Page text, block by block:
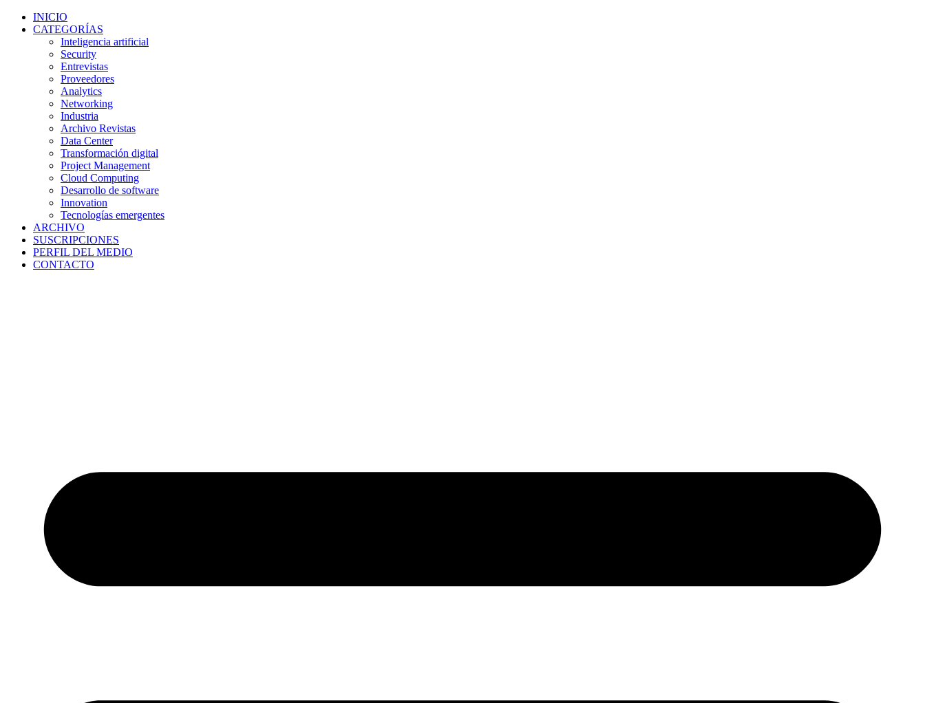
INICIO
CATEGORÍAS
Inteligencia artificial
Security
Entrevistas
Proveedores
Analytics
Networking
Industria
Archivo Revistas
Data Center
Transformación digital
Project Management
Cloud Computing
Desarrollo de software
Innovation
Tecnologías emergentes
ARCHIVO
SUSCRIPCIONES
PERFIL DEL MEDIO
CONTACTO